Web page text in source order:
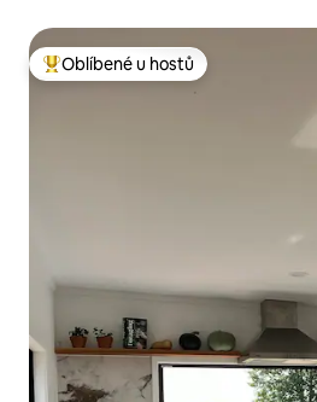
Nejlepší v kategorii Oblíbené u hostů
Oblíbené u hostů